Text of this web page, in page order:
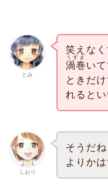
とみ
笑えな
渦巻
うずま
い
ときだ
れるとい
しおり
そうだ
よりか